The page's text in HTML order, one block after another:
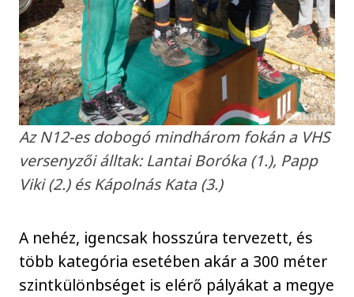
Az N12-es dobogó mindhárom fokán a VHS
versenyzői álltak: Lantai Boróka (1.), Papp
Viki (2.) és Kápolnás Kata (3.)
A nehéz, igencsak hosszúra tervezett, és
több kategória esetében akár a 300 méter
szintkülönbséget is elérő pályákat a megye